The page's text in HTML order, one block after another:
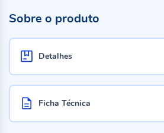
Sobre o produto
Detalhes
Ficha Técnica